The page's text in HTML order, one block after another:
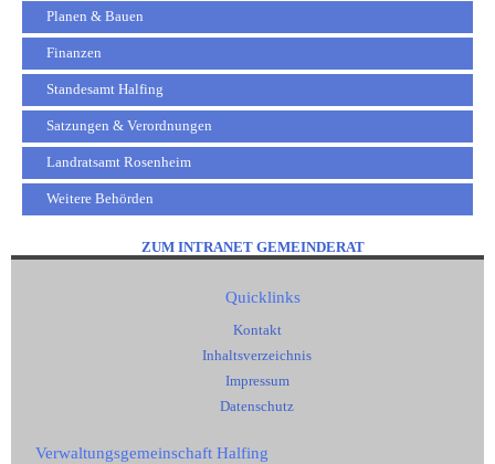
Planen & Bauen
Finanzen
Standesamt Halfing
Satzungen & Verordnungen
Landratsamt Rosenheim
Weitere Behörden
ZUM INTRANET GEMEINDERAT
Quicklinks
Kontakt
Inhaltsverzeichnis
Impressum
Datenschutz
Verwaltungsgemeinschaft Halfing